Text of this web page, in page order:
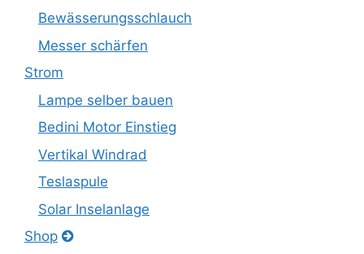
Bewässerungsschlauch
Messer schärfen
Strom
Lampe selber bauen
Bedini Motor Einstieg
Vertikal Windrad
Teslaspule
Solar Inselanlage
Shop